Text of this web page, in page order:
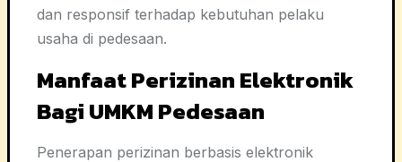
dan responsif terhadap kebutuhan pelaku
usaha di pedesaan.
Manfaat Perizinan Elektronik
Bagi UMKM Pedesaan
Penerapan perizinan berbasis elektronik